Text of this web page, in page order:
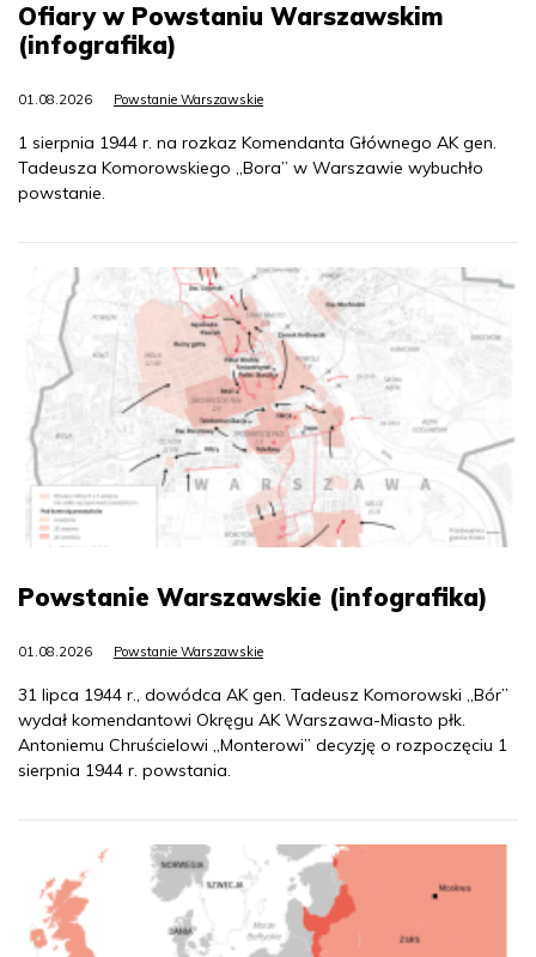
Ofiary w Powstaniu Warszawskim
(infografika)
01.08.2026 Powstanie Warszawskie
1 sierpnia 1944 r. na rozkaz Komendanta Głównego AK gen.
Tadeusza Komorowskiego „Bora” w Warszawie wybuchło
powstanie.
Powstanie Warszawskie (infografika)
01.08.2026 Powstanie Warszawskie
31 lipca 1944 r., dowódca AK gen. Tadeusz Komorowski „Bór”
wydał komendantowi Okręgu AK Warszawa-Miasto płk.
Antoniemu Chruścielowi „Monterowi” decyzję o rozpoczęciu 1
sierpnia 1944 r. powstania.